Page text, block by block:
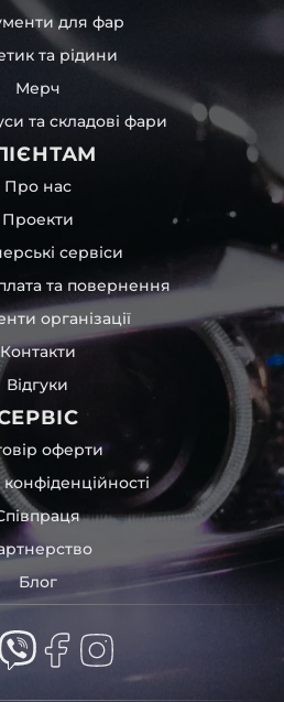
для фар
та рідини
Мерч
та складові фари
Про нас
Проекти
сервіси
та повернення
організації
Контакти
Відгуки
оферти
Блог